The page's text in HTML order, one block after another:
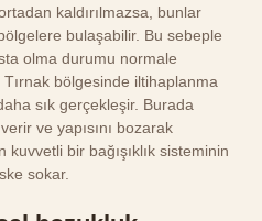
kaldırılmazsa, bunlar
bulaşabilir. Bu sebeple
olma durumu normale
Tırnak bölgesinde iltihaplanma
sık gerçekleşir. Burada
ve yapısını bozarak
kuvvetli bir bağışıklık sisteminin
sokar.